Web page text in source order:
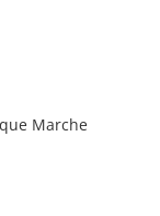
Marche